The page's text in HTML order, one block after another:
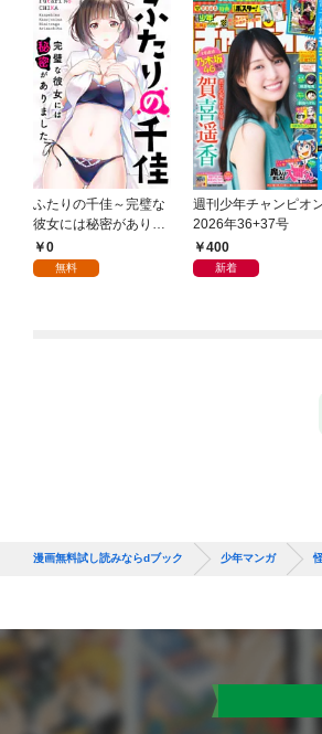
ふたりの千佳～完璧な
彼女には秘密がありま
した(1)
0
無料
週刊少年チャンピオ
2026年36+37号
400
新着
漫画無料試し読みならdブック 少年マンガ